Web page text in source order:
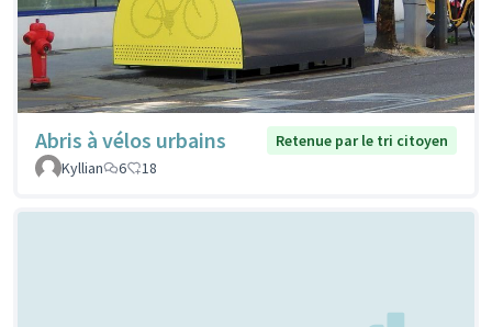
Abris à vélos urbains
Retenue par le tri citoyen
Kyllian
6 18